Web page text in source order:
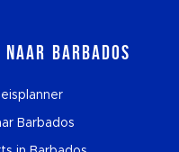
Barbados
Barbados